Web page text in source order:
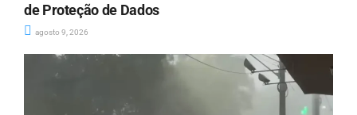
de Proteção de Dados
agosto 9, 2026